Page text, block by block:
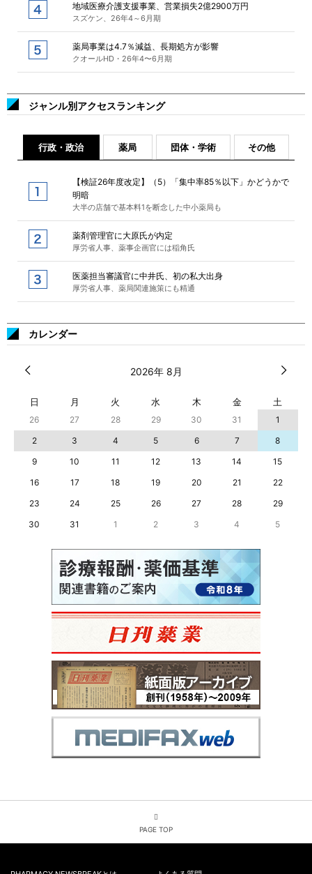
地域医療介護支援事業、営業損失2億2900万円
スズケン、26年4～6月期
薬局事業は4.7％減益、長期処方が影響
クオールHD・26年4〜6月期
ジャンル別アクセスランキング
行政・政治 薬局 団体・学術 その他
【検証26年度改定】（5）「集中率85％以下」かどうかで
明暗
大半の店舗で基本料1を断念した中小薬局も
薬剤管理官に大原氏が内定
厚労省人事、薬事企画官には稲角氏
医薬担当審議官に中井氏、初の私大出身
厚労省人事、薬局関連施策にも精通
カレンダー
2026年 8月
日 月 火 水 木 金 土
26 27 28 29 30 31
1
2
3 4 5 6 7
8
9
10 11 12 13 14
15
16
17 18 19 20 21
22
23
24 25 26 27 28
29
30
31 1 2 3 4 5
PAGE TOP